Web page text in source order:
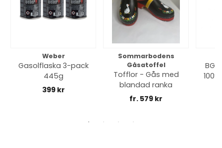
Weber
Gasolflaska 3-pack
445g
399 kr
Sommarbodens
Gåsatoffel
Tofflor - Gås med
blandad ranka
fr. 579 kr